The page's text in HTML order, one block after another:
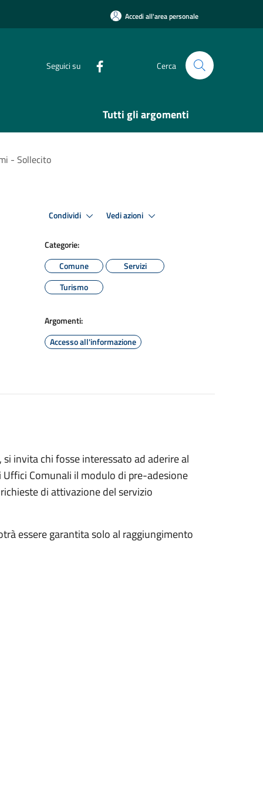
Accedi all'area personale
Seguici su Cerca
Tutti gli argomenti
- Sollecito
Condividi Vedi azioni
Categorie:
Comune
Servizi
Turismo
Argomenti:
Accesso all'informazione
invita chi fosse interessato ad aderire al
Comunali il modulo di pre-adesione
di attivazione del servizio
essere garantita solo al raggiungimento